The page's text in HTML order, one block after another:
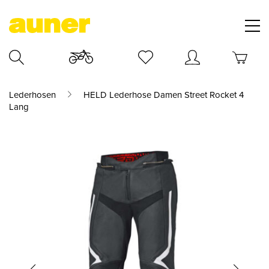
Lederhosen
HELD Lederhose Damen Street Rocket 4
Lang